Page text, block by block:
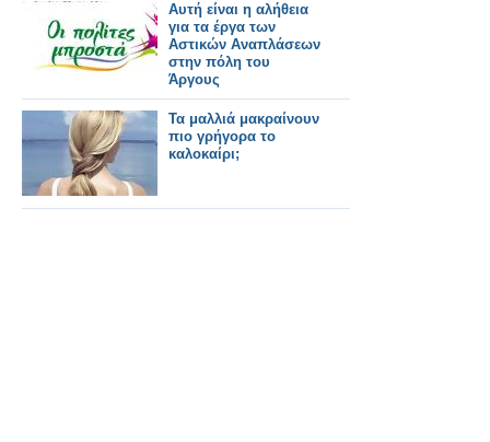
Αυτή είναι η αλήθεια
για τα έργα των
Αστικών Αναπλάσεων
στην πόλη του
Άργους
Τα μαλλιά μακραίνουν
πιο γρήγορα το
καλοκαίρι;